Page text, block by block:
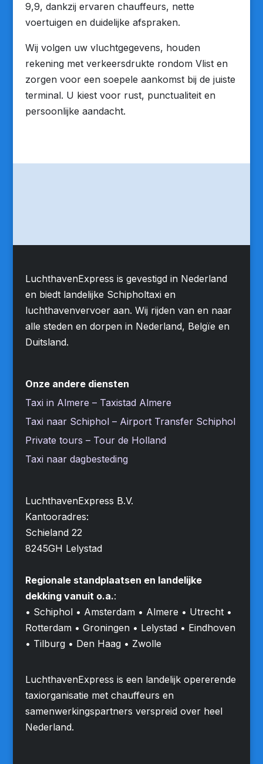
9,9, dankzij ervaren chauffeurs, nette
voertuigen en duidelijke afspraken.
Wij volgen uw vluchtgegevens, houden
rekening met verkeersdrukte rondom Vlist en
zorgen voor een soepele aankomst bij de juiste
terminal. U kiest voor rust, punctualiteit en
persoonlijke aandacht.
LuchthavenExpress is gevestigd in Nederland
en biedt landelijke Schipholtaxi en
luchthavenvervoer aan. Wij rijden van en naar
alle steden en dorpen in Nederland, Belgïe en
Duitsland.
Onze andere diensten
Taxi in Almere – Taxistad Almere
Taxi naar Schiphol – Airport Transfer Schiphol
Private tours – Tour de Holland
Taxi naar dagbesteding
LuchthavenExpress B.V.
Kantooradres:
Schieland 22
8245GH Lelystad
Regionale standplaatsen en landelijke
dekking vanuit o.a.:
• Schiphol • Amsterdam • Almere • Utrecht •
Rotterdam • Groningen • Lelystad • Eindhoven
• Tilburg • Den Haag • Zwolle
LuchthavenExpress is een landelijk opererende
taxiorganisatie met chauffeurs en
samenwerkingspartners verspreid over heel
Nederland.